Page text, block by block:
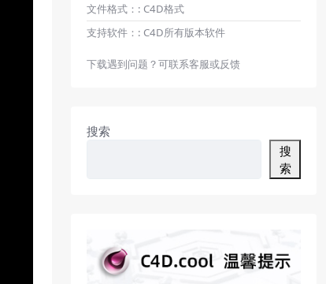
文件格式：: C4D格式
支持软件：: C4D所有版本软件
下载遇到问题？可联系客服或反馈
搜索
搜
索